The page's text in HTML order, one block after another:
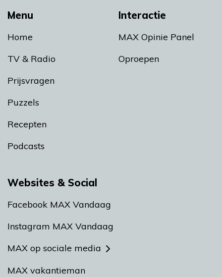
Menu
Home
TV & Radio
Prijsvragen
Puzzels
Recepten
Podcasts
Interactie
MAX Opinie Panel
Oproepen
Websites & Social
Facebook MAX Vandaag
Instagram MAX Vandaag
MAX op sociale media
MAX vakantieman